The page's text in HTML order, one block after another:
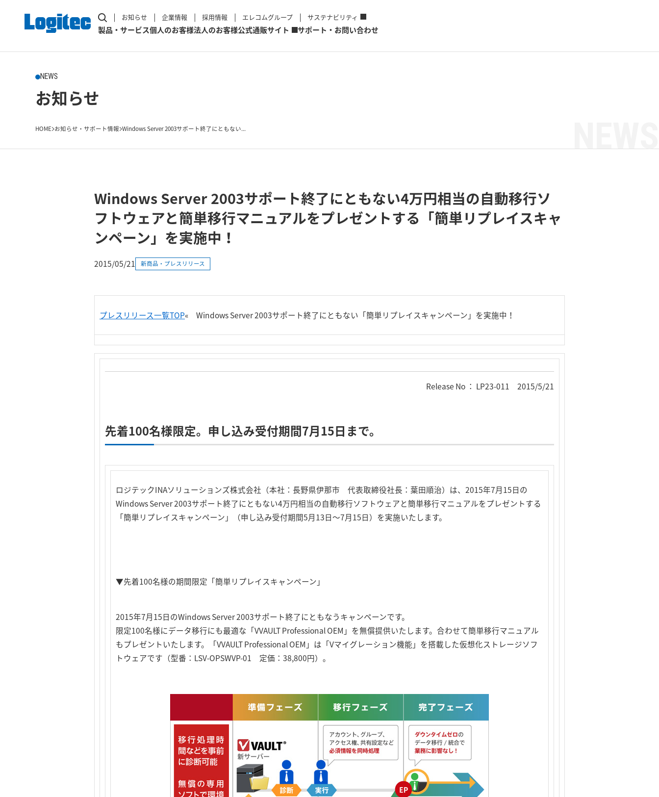
お知らせ 企業情報 採用情報 エレコムグループ サステナビリティ
製品・サービス個人のお客様法人のお客様公式通販サイト サポート・お問い合わせ
NEWS
お知らせ
HOME お知らせ・サポート情報 Windows Server 2003サポート終了にともない...
Windows Server 2003サポート終了にともない4万円相当の自動移行ソ
フトウェアと簡単移行マニュアルをプレゼントする「簡単リプレイスキャ
ンペーン」を実施中！
2015/05/21 新商品・プレスリリース
プレスリリース一覧TOP« Windows Server 2003サポート終了にともない「簡単リプレイスキャンペーン」を実施中！
Release No ： LP23-011 2015/5/21
先着100名様限定。申し込み受付期間7月15日まで。
ロジテックINAソリューションズ株式会社（本社：長野県伊那市 代表取締役社長：葉田順治）は、2015年7月15日の
Windows Server 2003サポート終了にともない4万円相当の自動移行ソフトウェアと簡単移行マニュアルをプレゼントする
「簡単リプレイスキャンペーン」（申し込み受付期間5月13日～7月15日）を実施いたします。
▼先着100名様の期間限定「簡単リプレイスキャンペーン」
2015年7月15日のWindows Server 2003サポート終了にともなうキャンペーンです。
限定100名様にデータ移行にも最適な「VVAULT Professional OEM」を無償提供いたします。合わせて簡単移行マニュアル
もプレゼントいたします。「VVAULT Professional OEM」は「Vマイグレーション機能」を搭載した仮想化ストレージソフ
トウェアです（型番：LSV-OPSWVP-01 定価：38,800円）。